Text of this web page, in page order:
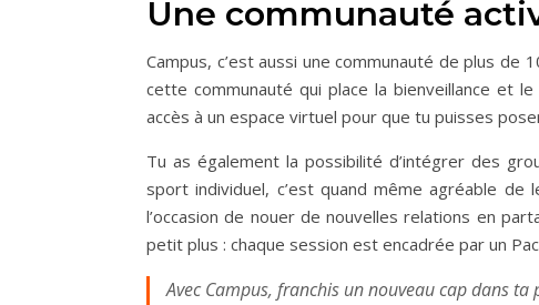
Une communauté
Campus, c’est aussi une communauté de plus de
cette communauté qui place la bienveillance et
accès à un espace virtuel pour que tu puisses
Tu as également la possibilité d’intégrer des
sport individuel, c’est quand même agréable
l’occasion de nouer de nouvelles relations en
petit plus : chaque session est encadrée par un
Avec Campus, franchis un nouveau cap dans